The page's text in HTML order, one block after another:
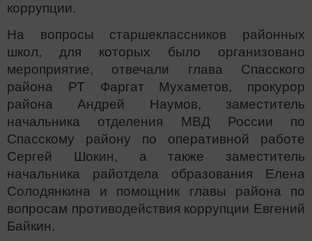
коррупции.
На вопросы старшеклассников районных
школ, для которых было организовано
мероприятие, отвечали глава Спасского
района РТ Фаргат Мухаметов, прокурор
района Андрей Наумов, заместитель
начальника отделения МВД России по
Спасскому району по оперативной работе
Сергей Шокин, а также заместитель
начальника райотдела образования Елена
Солодянкина и помощник главы района по
вопросам противодействия коррупции Евгений
Байкин.